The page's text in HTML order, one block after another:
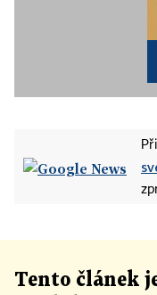
Tento článek